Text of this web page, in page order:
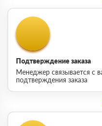
Подтверждение заказа
Менеджер связывается с
подтверждения заказа